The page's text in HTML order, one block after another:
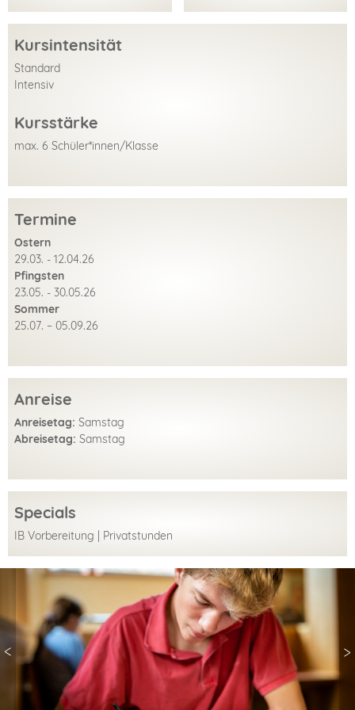
Termine
Ostern
29.03. - 12.04.26
Pfingsten
23.05. - 30.05.26
Sommer
25.07. – 05.09.26
Anreise
Anreisetag: Samstag
Abreisetag: Samstag
Kursintensität
Standard
Intensiv
Kursstärke
max. 6 Schüler*innen/Klasse
Specials
IB Vorbereitung | Privatstunden